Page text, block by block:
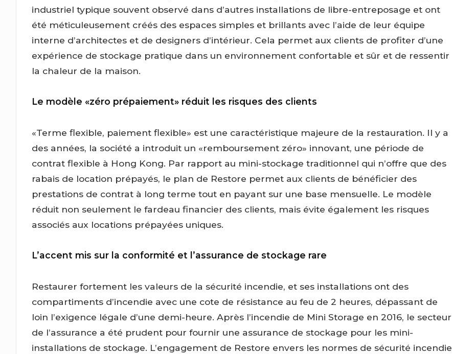
industriel typique souvent observé dans d’autres installations de libre-entreposage et ont
été méticuleusement créés des espaces simples et brillants avec l’aide de leur équipe
interne d’architectes et de designers d’intérieur. Cela permet aux clients de profiter d’une
expérience de stockage pratique dans un environnement confortable et sûr et de ressentir
la chaleur de la maison.
Le modèle «zéro prépaiement» réduit les risques des clients
«Terme flexible, paiement flexible» est une caractéristique majeure de la restauration. Il y a
des années, la société a introduit un «remboursement zéro» innovant, une période de
contrat flexible à Hong Kong. Par rapport au mini-stockage traditionnel qui n’offre que des
rabais de location prépayés, le plan de Restore permet aux clients de bénéficier des
prestations de contrat à long terme tout en payant sur une base mensuelle. Le modèle
réduit non seulement le fardeau financier des clients, mais évite également les risques
associés aux locations prépayées uniques.
L’accent mis sur la conformité et l’assurance de stockage rare
Restaurer fortement les valeurs de la sécurité incendie, et ses installations ont des
compartiments d’incendie avec une cote de résistance au feu de 2 heures, dépassant de
loin l’exigence légale d’une demi-heure. Après l’incendie de Mini Storage en 2016, le secteur
de l’assurance a été prudent pour fournir une assurance de stockage pour les mini-
installations de stockage. L’engagement de Restore envers les normes de sécurité incendie